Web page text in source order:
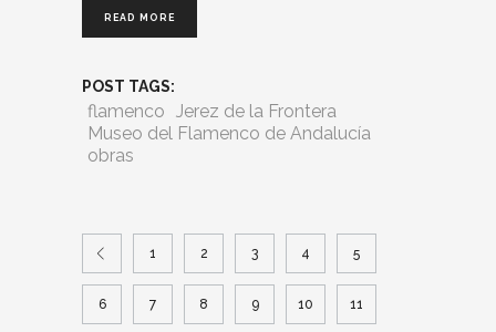
READ MORE
POST TAGS:
flamenco Jerez de la Frontera
Museo del Flamenco de Andalucía
obras
1 2 3 4 5
6 7 8 9 10 11